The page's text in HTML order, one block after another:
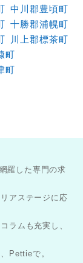
中川郡豊頃町
十勝郡浦幌町
川上郡標茶町
町
町
羅した専門の求
アステージに応
ラムも充実し、
Pettieで。